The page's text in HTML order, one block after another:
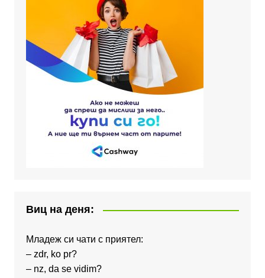
Виц на деня:
Младеж си чати с приятел:
– zdr, ko pr?
– nz, da se vidim?